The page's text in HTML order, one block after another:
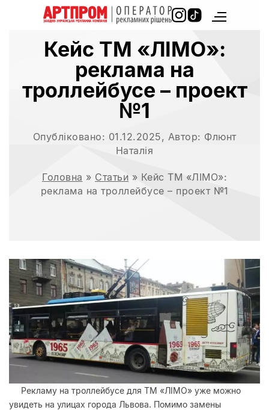
Кейс ТМ «ЛІМО»:
реклама на
троллейбусе – проект
№1
Опубліковано: 01.12.2025, Автор: Флюнт
Наталія
Головна » Статьи » Кейс ТМ «ЛІМО»:
реклама на троллейбусе – проект №1
Рекламу на троллейбусе для ТМ «ЛІМО» уже можно
увидеть на улицах города Львова. Помимо замены